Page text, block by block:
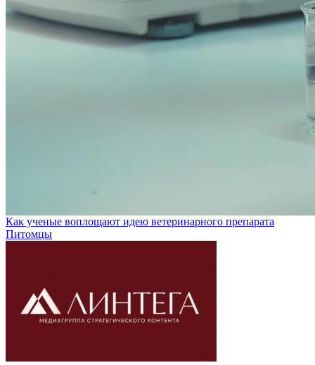
Как ученые воплощают идею ветеринарного препарата
Питомцы